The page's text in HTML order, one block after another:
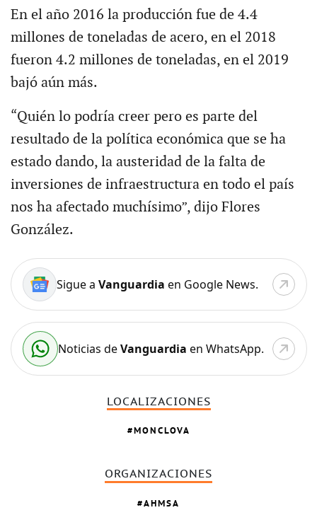
En el año 2016 la producción fue de 4.4
millones de toneladas de acero, en el 2018
fueron 4.2 millones de toneladas, en el 2019
bajó aún más.
“Quién lo podría creer pero es parte del
resultado de la política económica que se ha
estado dando, la austeridad de la falta de
inversiones de infraestructura en todo el país
nos ha afectado muchísimo”, dijo Flores
González.
Sigue a Vanguardia en Google News.
Noticias deVanguardia en WhatsApp.
LOCALIZACIONES
MONCLOVA
ORGANIZACIONES
AHMSA